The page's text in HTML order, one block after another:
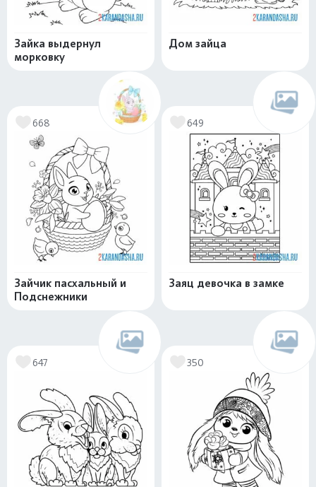
Зайка выдернул
морковку
Дом зайца
668
Зайчик пасхальный и
Подснежники
649
Заяц девочка в замке
647 350